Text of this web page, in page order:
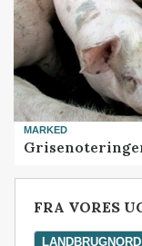
MARKED
FRA VORES
LANDBRUGNORD